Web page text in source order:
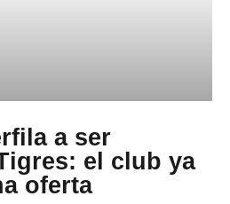
a ser
el club ya
oferta